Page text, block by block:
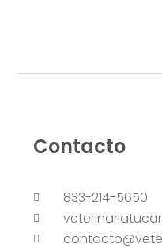
Contacto
833-214-5650